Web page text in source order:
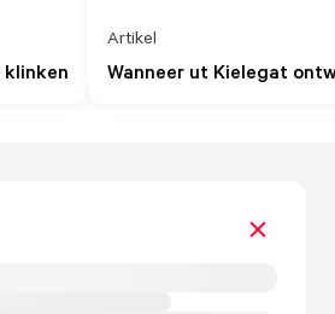
Wanneer ut Kielegat
Artikel